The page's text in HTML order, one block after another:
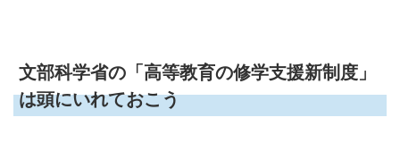
文部科学省の「高等教育の修学支援新制度」
は頭にいれておこう